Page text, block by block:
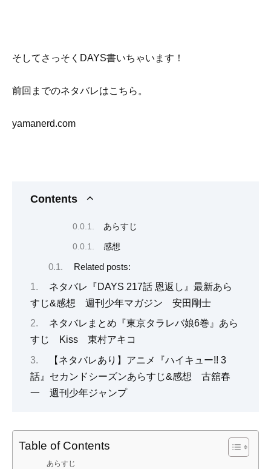
そしてさっそくDAYS書いちゃいます！
前回までのネタバレはこちら。
yamanerd.com
Contents
あらすじ
感想
Related posts:
ネタバレ『DAYS 217話 恩返し』最新あら
すじ&感想 週刊少年マガジン 安田剛士
ネタバレまとめ『東京タラレバ娘6巻』あら
すじ Kiss 東村アキコ
【ネタバレあり】アニメ『ハイキュー!! 3
話』セカンドシーズンあらすじ&感想 古舘春
一 週刊少年ジャンプ
Table of Contents
あらすじ